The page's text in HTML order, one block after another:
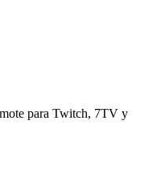
para Twitch, 7TV y